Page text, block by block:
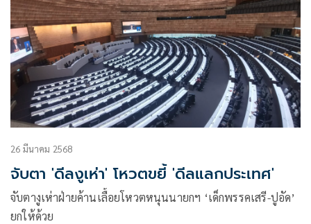
26 มีนาคม 2568
จับตา 'ดีลงูเห่า' โหวตขยี้ 'ดีลแลกประเทศ'
จับตางูเห่าฝ่ายค้านเลื้อยโหวตหนุนนายกฯ ‘เด็กพรรคเสรี-ปูอัด’
ยกให้ด้วย